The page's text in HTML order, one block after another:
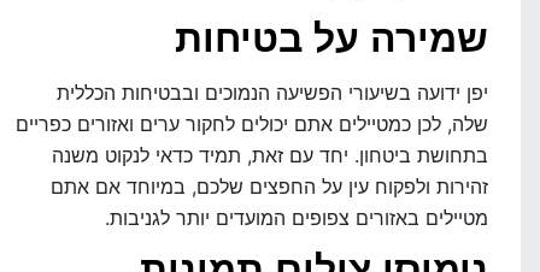
שמירה על בטיחות
יפן ידועה בשיעורי הפשיעה הנמוכים ובבטיחות הכללית
שלה, לכן כמטיילים אתם יכולים לחקור ערים ואזורים כפריים
בתחושת ביטחון. יחד עם זאת, תמיד כדאי לנקוט משנה
זהירות ולפקוח עין על החפצים שלכם, במיוחד אם אתם
מטיילים באזורים צפופים המועדים יותר לגניבות.